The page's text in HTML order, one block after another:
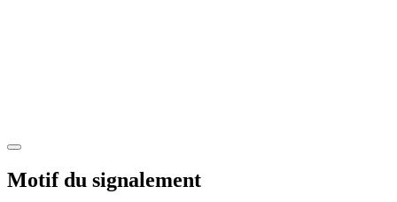
Motif du signalement